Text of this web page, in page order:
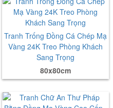
Tranh Trống Đồng Cá Chép Mạ
Vàng 24K Treo Phòng Khách
Sang Trọng
80x80cm